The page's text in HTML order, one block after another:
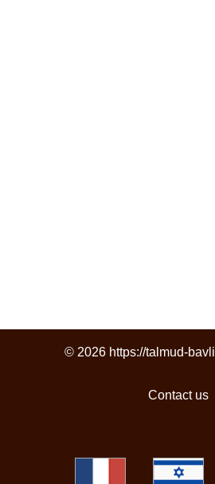
© 2026 https://talmud-
Contact us